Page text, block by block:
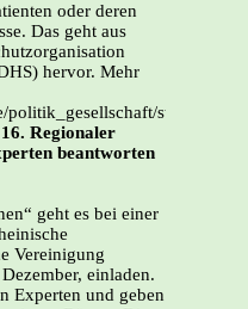
oder deren
Das geht aus
hervor. Mehr
politik_gesellschaft/
16. Regionaler
beantworten
geht es bei einer
Vereinigung
einladen.
Experten und geben